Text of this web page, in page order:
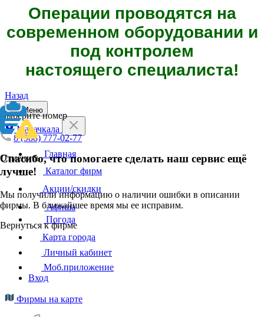
Операции проводятся на
современном оборудовании и
под контролем
настоящего специалиста!
Назад
Выберите номер
8 (988) 777-02-77
Отменить
Спасибо, что помогаете сделать наш сервис ещё
лучше!
Мы получили информацию о наличии ошибки в описании
фирмы. В ближайшее время мы ее исправим.
Вернуться к фирме
Меню
Махачкала
Главная
Каталог фирм
Акции/скидки
Афиша
Погода
Карта города
Личный кабинет
Моб.приложение
Вход
Фирмы на карте